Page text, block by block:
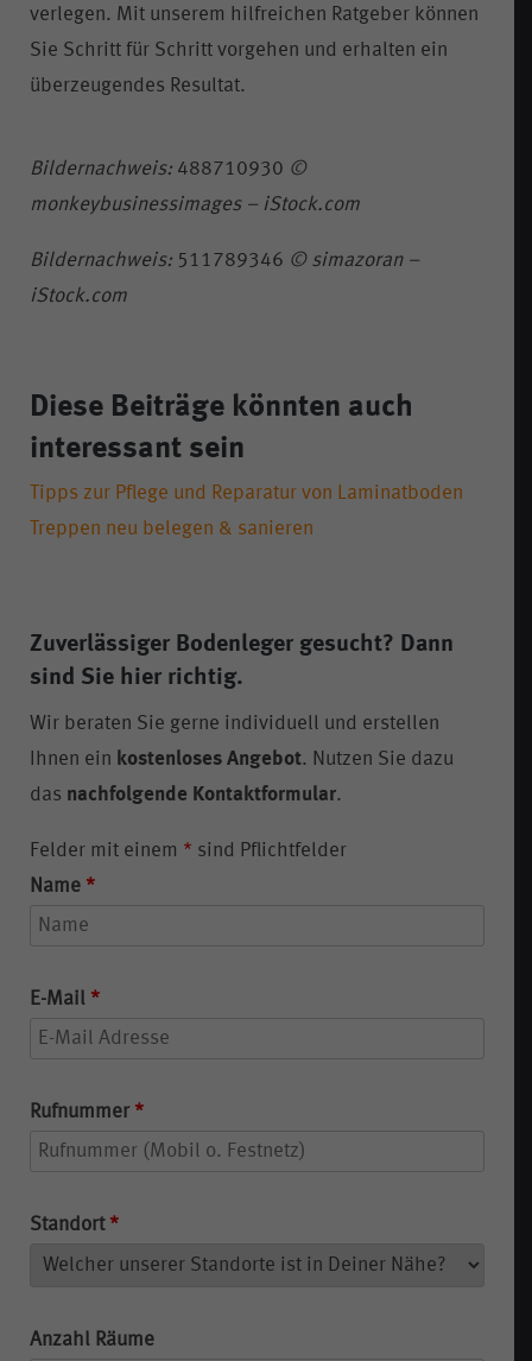
verlegen. Mit unserem hilfreichen Ratgeber können
Sie Schritt für Schritt vorgehen und erhalten ein
überzeugendes Resultat.
Bildernachweis: 488710930 ©
monkeybusinessimages – iStock.com
Bildernachweis: 511789346 © simazoran –
iStock.com
Diese Beiträge könnten auch
interessant sein
Tipps zur Pflege und Reparatur von Laminatboden
Treppen neu belegen & sanieren
Zuverlässiger Bodenleger gesucht? Dann
sind Sie hier richtig.
Wir beraten Sie gerne individuell und erstellen
Ihnen ein kostenloses Angebot. Nutzen Sie dazu
das nachfolgende Kontaktformular.
Felder mit einem * sind Pflichtfelder
Name *
E-Mail *
Rufnummer *
Standort *
Anzahl Räume